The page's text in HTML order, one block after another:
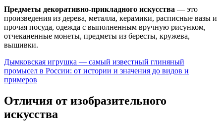
Предметы декоративно-прикладного искусства — это
произведения из дерева, металла, керамики, расписные вазы и
прочая посуда, одежда с выполненным вручную рисунком,
отчеканенные монеты, предметы из бересты, кружева,
вышивки.
Дымковская игрушка — самый известный глиняный
промысел в России: от истории и значения до видов и
примеров
Отличия от изобразительного
искусства